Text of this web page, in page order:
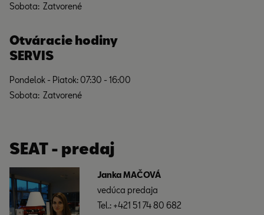
Sobota: Zatvorené
Otváracie hodiny
SERVIS
Pondelok - Piatok: 07:30 - 16:00
Sobota: Zatvorené
SEAT - predaj
Janka MAČOVÁ
vedúca predaja
Tel.: +421 51 74 80 682